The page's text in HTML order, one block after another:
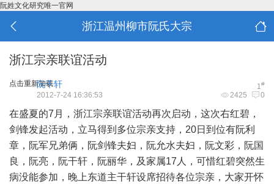
阮姓文化研究唯一官网
浙江温州柳市阮氏大宗
浙江宗亲联谊活动
点击重新加载 1#
阮干轩
2425 0
2012-7-24 16:36:53
在盛夏的7月，浙江宗亲联谊活动再次启动，这次右红碧，
剑锋发起活动，立马得到多位宗亲支持，20日到位有阮利
章，阮军兄弟俩，阮剑锋夫妇，阮允水夫妇，阮文彩，阮国
良，阮亮，阮干轩，阮丽华，及家属17人，可惜红碧突然生
病没能参加，晚上东道主干轩设席招待各位宗亲，大家开怀